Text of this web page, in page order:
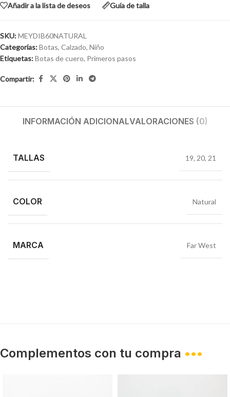
Añadir a la lista de deseos Guía de talla
SKU:MEYDIB60NATURAL
Categorías:Botas, Calzado, Niño
Etiquetas:Botas de cuero, Primeros pasos
Compartir:
INFORMACIÓN ADICIONALVALORACIONES (0)
TALLAS 19, 20, 21
COLOR Natural
MARCA Far West
Complementos con tu compra •••